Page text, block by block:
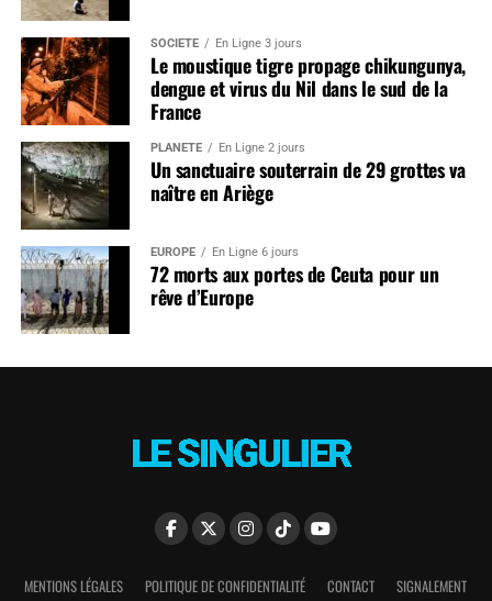
SOCIÉTÉ En Ligne 3 jours
Le moustique tigre propage chikungunya,
dengue et virus du Nil dans le sud de la
France
PLANÈTE En Ligne 2 jours
Un sanctuaire souterrain de 29 grottes va
naître en Ariège
EUROPE En Ligne 6 jours
72 morts aux portes de Ceuta pour un
rêve d’Europe
MENTIONS LÉGALES POLITIQUE DE CONFIDENTIALITÉ CONTACT SIGNALEMENT